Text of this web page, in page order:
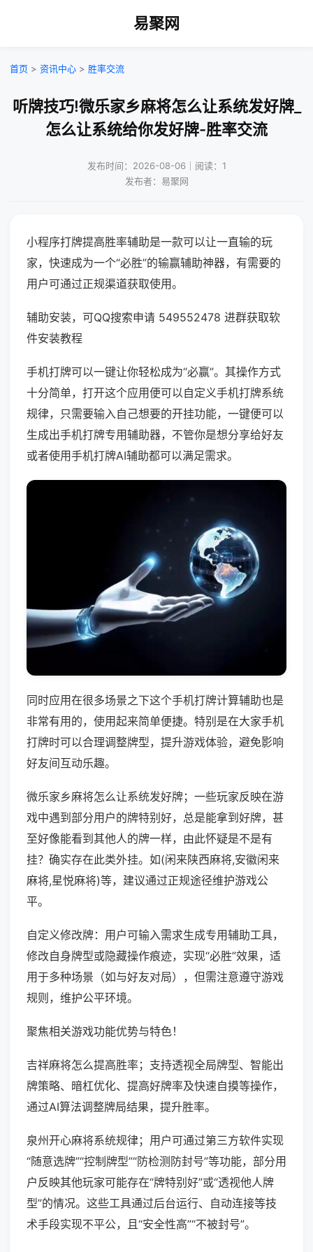
易聚网
首页 > 资讯中心 > 胜率交流
听牌技巧!微乐家乡麻将怎么让系统发好牌_
怎么让系统给你发好牌-胜率交流
发布时间：2026-08-06｜阅读：1
发布者：易聚网
小程序打牌提高胜率辅助是一款可以让一直输的玩
家，快速成为一个“必胜”的输赢辅助神器，有需要的
用户可通过正规渠道获取使用。
辅助安装，可QQ搜索申请 549552478 进群获取软
件安装教程
手机打牌可以一键让你轻松成为“必赢”。其操作方式
十分简单，打开这个应用便可以自定义手机打牌系统
规律，只需要输入自己想要的开挂功能，一键便可以
生成出手机打牌专用辅助器，不管你是想分享给好友
或者使用手机打牌AI辅助都可以满足需求。
同时应用在很多场景之下这个手机打牌计算辅助也是
非常有用的，使用起来简单便捷。特别是在大家手机
打牌时可以合理调整牌型，提升游戏体验，避免影响
好友间互动乐趣。
微乐家乡麻将怎么让系统发好牌；一些玩家反映在游
戏中遇到部分用户的牌特别好，总是能拿到好牌，甚
至好像能看到其他人的牌一样，由此怀疑是不是有
挂？确实存在此类外挂。如(闲来陕西麻将,安徽闲来
麻将,星悦麻将)等，建议通过正规途径维护游戏公
平。
自定义修改牌：用户可输入需求生成专用辅助工具，
修改自身牌型或隐藏操作痕迹，实现“必胜”效果，适
用于多种场景（如与好友对局），但需注意遵守游戏
规则，维护公平环境。
聚焦相关游戏功能优势与特色！
吉祥麻将怎么提高胜率；支持透视全局牌型、智能出
牌策略、暗杠优化、提高好牌率及快速自摸等操作，
通过AI算法调整牌局结果，提升胜率。
泉州开心麻将系统规律；用户可通过第三方软件实现
“随意选牌”“控制牌型”“防检测防封号”等功能，部分用
户反映其他玩家可能存在“牌特别好”或“透视他人牌
型”的情况。这些工具通过后台运行、自动连接等技
术手段实现不平公，且“安全性高”“不被封号”。